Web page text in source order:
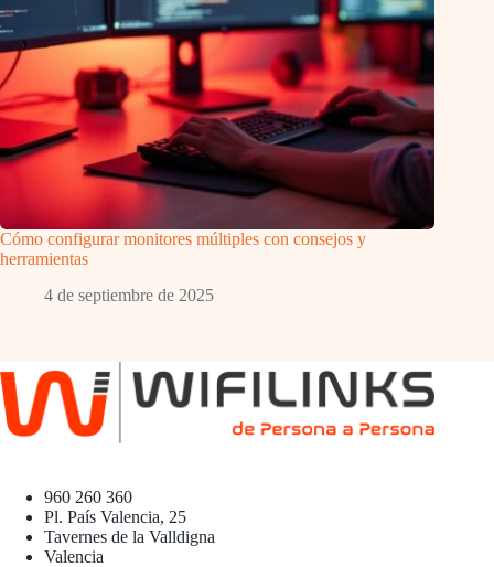
Cómo configurar monitores múltiples con consejos y
herramientas
4 de septiembre de 2025
960 260 360
Pl. País Valencia, 25
Tavernes de la Valldigna
Valencia